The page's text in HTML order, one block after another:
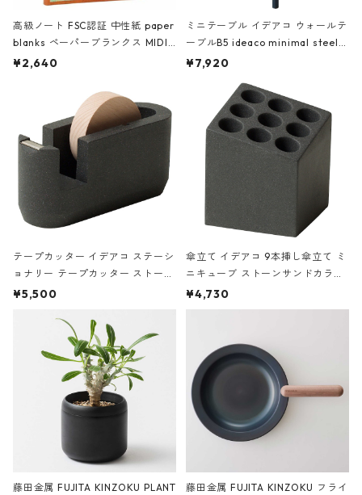
高級ノート FSC認証 中性紙 paper
blanks ペーパーブランクス MIDI
ハードカバー 罫線 ヴァン・ゴッホ
¥2,640
ミニテーブル イデアコ ウォールテ
ーブルB5 ideaco minimal steel f
urniture WALL Table B5 ネイビー
¥7,920
テープカッター イデアコ ステーシ
ョナリー テープカッター ストーン
サンドカラー 石調 ideaco Station
¥5,500
傘立て イデアコ 9本挿し傘立て ミ
ニキューブ ストーンサンドカラー
石調 ideaco Umbrella Stand CUB
E ストーンサンドブラック
¥4,730
藤田金属 FUJITA KINZOKU PLANT
藤田金属 FUJITA KINZOKU フライ